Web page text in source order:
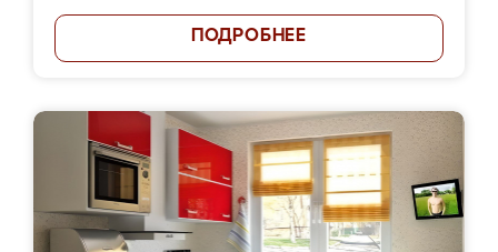
ПОДРОБНЕЕ